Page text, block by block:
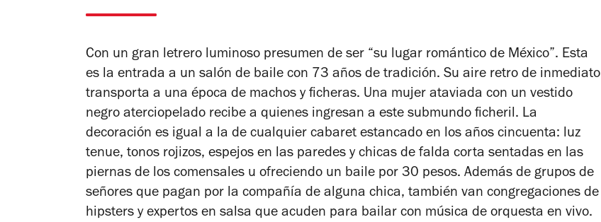
Con un gran letrero luminoso presumen de ser “su lugar romántico de México”. Esta
es la entrada a un salón de baile con 73 años de tradición. Su aire retro de inmediato
transporta a una época de machos y ficheras. Una mujer ataviada con un vestido
negro aterciopelado recibe a quienes ingresan a este submundo ficheril. La
decoración es igual a la de cualquier cabaret estancado en los años cincuenta: luz
tenue, tonos rojizos, espejos en las paredes y chicas de falda corta sentadas en las
piernas de los comensales u ofreciendo un baile por 30 pesos. Además de grupos de
señores que pagan por la compañía de alguna chica, también van congregaciones de
hipsters y expertos en salsa que acuden para bailar con música de orquesta en vivo.